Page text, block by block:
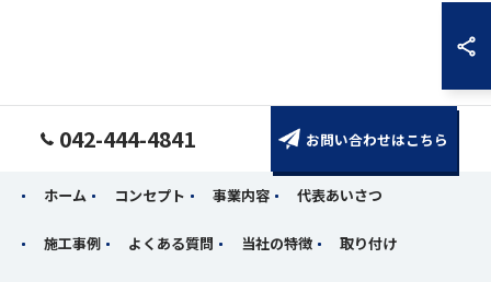
042-444-4841 お問い合わせはこちら
ホーム コンセプト 事業内容 代表あいさつ
施工事例 よくある質問 当社の特徴 取り付け